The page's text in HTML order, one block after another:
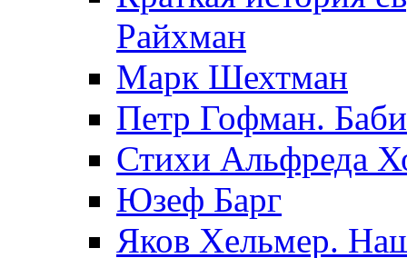
Райхман
Марк Шехтман
Петр Гофман.
Стихи Альфреда
Юзеф Барг
Яков Хельмер.